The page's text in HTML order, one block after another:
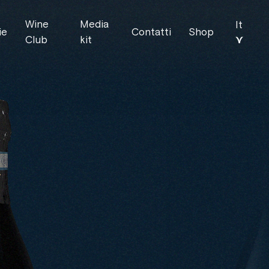
Wine
Club
Media
kit
Contatti Shop
It
⋎